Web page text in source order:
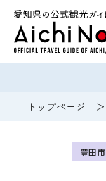
トップページ
豊田市